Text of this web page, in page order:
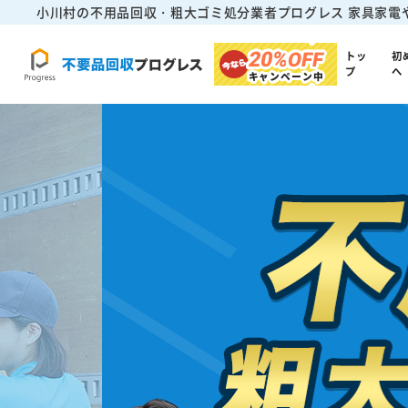
小川村の不用品回収・粗大ゴミ処分業者プログレス 家具家電
20%OFF
キャンペーン中
トッ
プ
初
へ